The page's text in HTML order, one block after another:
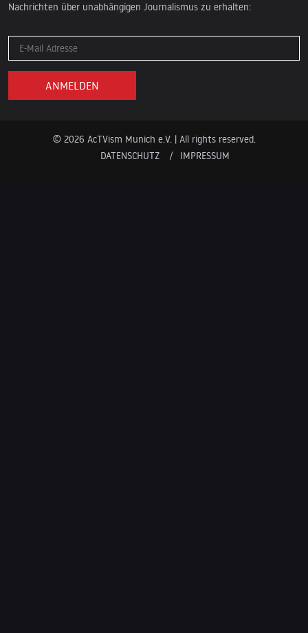
Nachrichten über unabhängigen Journalismus zu erhalten:
© 2026 AcTVism Munich e.V. | All rights reserved.
DATENSCHUTZ
IMPRESSUM